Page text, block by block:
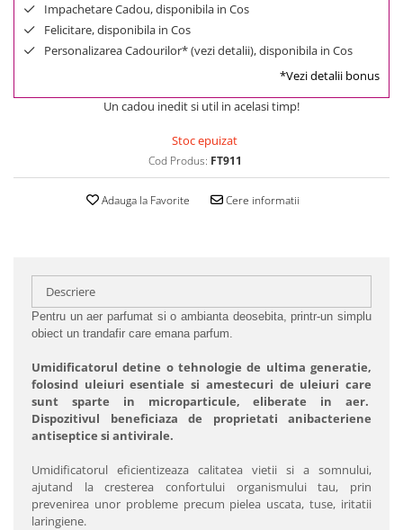
Impachetare Cadou, disponibila in Cos
Felicitare, disponibila in Cos
Personalizarea Cadourilor* (vezi detalii), disponibila in Cos
*Vezi detalii bonus
Un cadou inedit si util in acelasi timp!
Stoc epuizat
Cod Produs: FT911
Adauga la Favorite Cere informatii
Descriere
Pentru un aer parfumat si o ambianta deosebita, printr-un simplu
obiect un trandafir care emana parfum.
Umidificatorul detine o tehnologie de ultima generatie,
folosind uleiuri esentiale si amestecuri de uleiuri care
sunt sparte in microparticule, eliberate in aer.
Dispozitivul beneficiaza de proprietati anibacteriene
antiseptice si antivirale.
Umidificatorul eficientizeaza calitatea vietii si a somnului,
ajutand la cresterea confortului organismului tau, prin
prevenirea unor probleme precum pielea uscata, tuse, iritatii
laringiene.